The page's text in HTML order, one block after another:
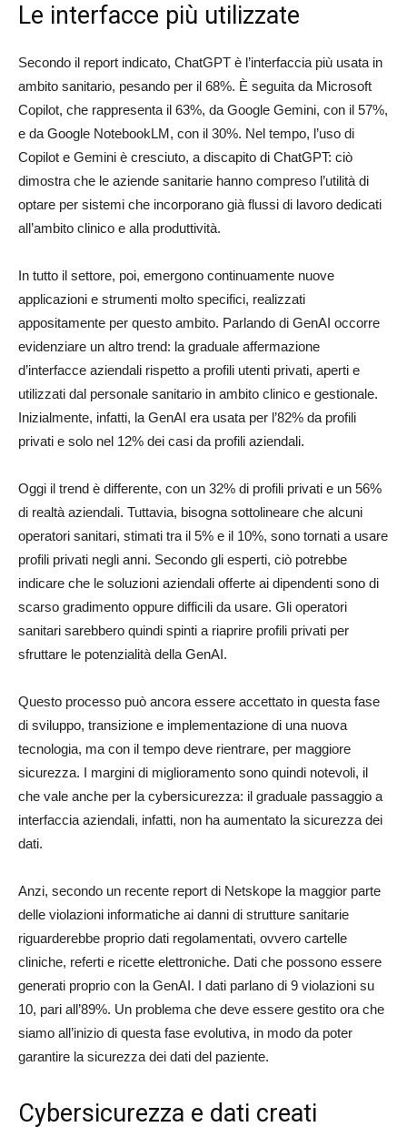
Le interfacce più utilizzate
Secondo il report indicato, ChatGPT è l’interfaccia più usata in
ambito sanitario, pesando per il 68%. È seguita da Microsoft
Copilot, che rappresenta il 63%, da Google Gemini, con il 57%,
e da Google NotebookLM, con il 30%. Nel tempo, l’uso di
Copilot e Gemini è cresciuto, a discapito di ChatGPT: ciò
dimostra che le aziende sanitarie hanno compreso l’utilità di
optare per sistemi che incorporano già flussi di lavoro dedicati
all’ambito clinico e alla produttività.
In tutto il settore, poi, emergono continuamente nuove
applicazioni e strumenti molto specifici, realizzati
appositamente per questo ambito. Parlando di GenAI occorre
evidenziare un altro trend: la graduale affermazione
d’interfacce aziendali rispetto a profili utenti privati, aperti e
utilizzati dal personale sanitario in ambito clinico e gestionale.
Inizialmente, infatti, la GenAI era usata per l’82% da profili
privati e solo nel 12% dei casi da profili aziendali.
Oggi il trend è differente, con un 32% di profili privati e un 56%
di realtà aziendali. Tuttavia, bisogna sottolineare che alcuni
operatori sanitari, stimati tra il 5% e il 10%, sono tornati a usare
profili privati negli anni. Secondo gli esperti, ciò potrebbe
indicare che le soluzioni aziendali offerte ai dipendenti sono di
scarso gradimento oppure difficili da usare. Gli operatori
sanitari sarebbero quindi spinti a riaprire profili privati per
sfruttare le potenzialità della GenAI.
Questo processo può ancora essere accettato in questa fase
di sviluppo, transizione e implementazione di una nuova
tecnologia, ma con il tempo deve rientrare, per maggiore
sicurezza. I margini di miglioramento sono quindi notevoli, il
che vale anche per la cybersicurezza: il graduale passaggio a
interfaccia aziendali, infatti, non ha aumentato la sicurezza dei
dati.
Anzi, secondo un recente report di Netskope la maggior parte
delle violazioni informatiche ai danni di strutture sanitarie
riguarderebbe proprio dati regolamentati, ovvero cartelle
cliniche, referti e ricette elettroniche. Dati che possono essere
generati proprio con la GenAI. I dati parlano di 9 violazioni su
10, pari all’89%. Un problema che deve essere gestito ora che
siamo all’inizio di questa fase evolutiva, in modo da poter
garantire la sicurezza dei dati del paziente.
Cybersicurezza e dati creati